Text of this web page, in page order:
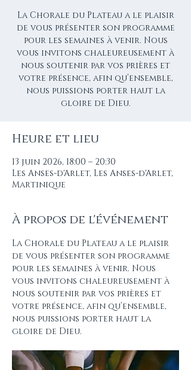
La Chorale du Plateau a le plaisir
de vous présenter son programme
pour les semaines à venir. Nous
vous invitons chaleureusement à
nous soutenir par vos prières et
votre présence, afin qu’ensemble,
nous puissions porter haut la
gloire de Dieu.
Heure et lieu
13 juin 2026, 18:00 – 20:30
Les Anses-d'Arlet, Les Anses-d'Arlet,
Martinique
À propos de l'événement
La Chorale du Plateau a le plaisir
de vous présenter son programme
pour les semaines à venir. Nous
vous invitons chaleureusement à
nous soutenir par vos prières et
votre présence, afin qu’ensemble,
nous puissions porter haut la
gloire de Dieu.